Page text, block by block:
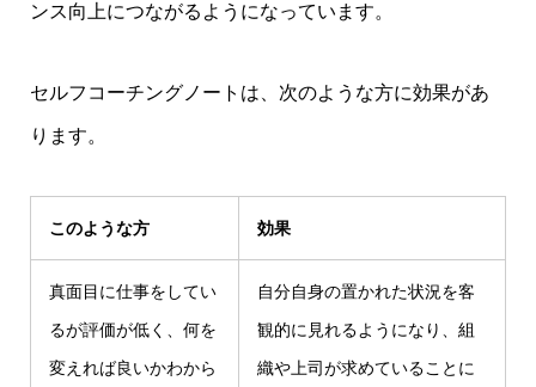
ンス向上につながるようになっています。
セルフコーチングノートは、次のような方に効果があ
ります。
このような方 効果
真面目に仕事をしてい
るが評価が低く、何を
変えれば良いかわから
自分自身の置かれた状況を客
観的に見れるようになり、組
織や上司が求めていることに